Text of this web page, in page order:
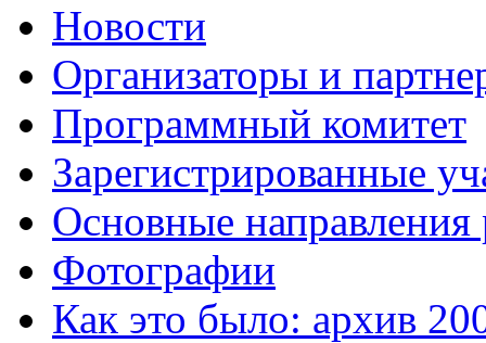
Новости
Организаторы и
Программный комитет
Зарегистрированные
Основные направления
Фотографии
Как это было: архив